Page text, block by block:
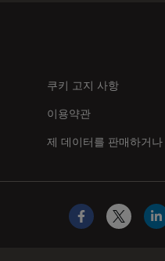
쿠키 고지 사항
제 데이터를 판매하거
이용약관
Facebook
X